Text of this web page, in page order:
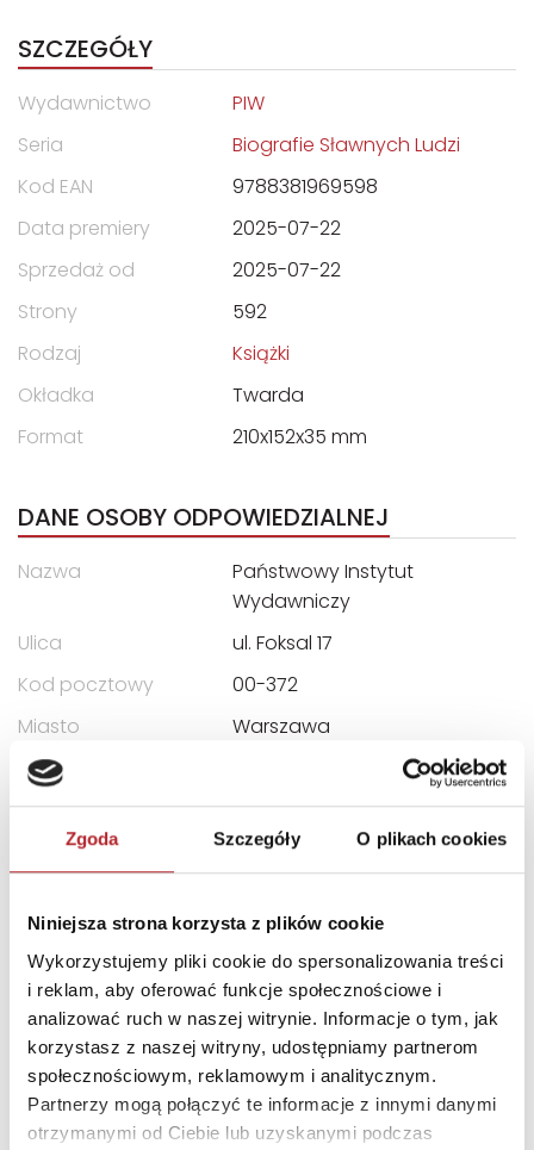
Zgoda Szczegóły O plikach cookies
Niniejsza strona korzysta z plików cookie
Wykorzystujemy pliki cookie do spersonalizowania treści
i reklam, aby oferować funkcje społecznościowe i
analizować ruch w naszej witrynie. Informacje o tym, jak
korzystasz z naszej witryny, udostępniamy partnerom
społecznościowym, reklamowym i analitycznym.
Partnerzy mogą połączyć te informacje z innymi danymi
otrzymanymi od Ciebie lub uzyskanymi podczas
SZCZEGÓŁY
Wydawnictwo
PIW
Seria
Biografie Sławnych Ludzi
Kod EAN
9788381969598
Data premiery
2025-07-22
Sprzedaż od
2025-07-22
Strony
592
Rodzaj
Książki
Okładka
Twarda
Format
210x152x35 mm
DANE OSOBY ODPOWIEDZIALNEJ
Nazwa
Państwowy Instytut
Wydawniczy
Ulica
ul. Foksal 17
Kod pocztowy
00-372
Miasto
Warszawa
E-mail
INNI KLIENCI KUPOWALI